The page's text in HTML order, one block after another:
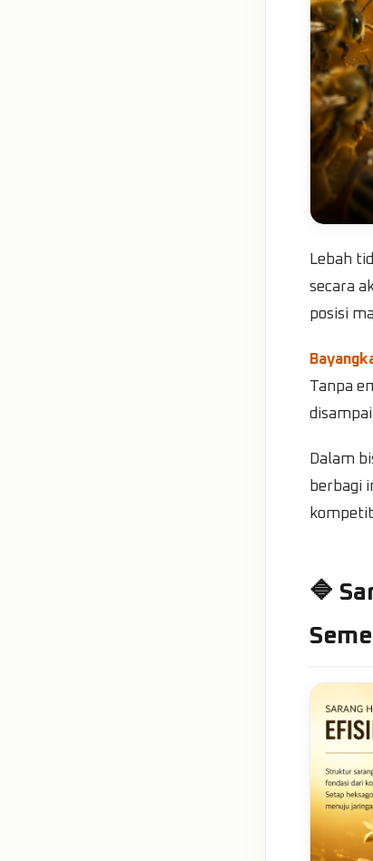
Lebah
secara
posisi
Tanpa
Dalam
berbagi
🔷